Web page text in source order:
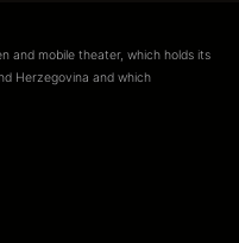
and mobile theater, which holds its
Herzegovina and which